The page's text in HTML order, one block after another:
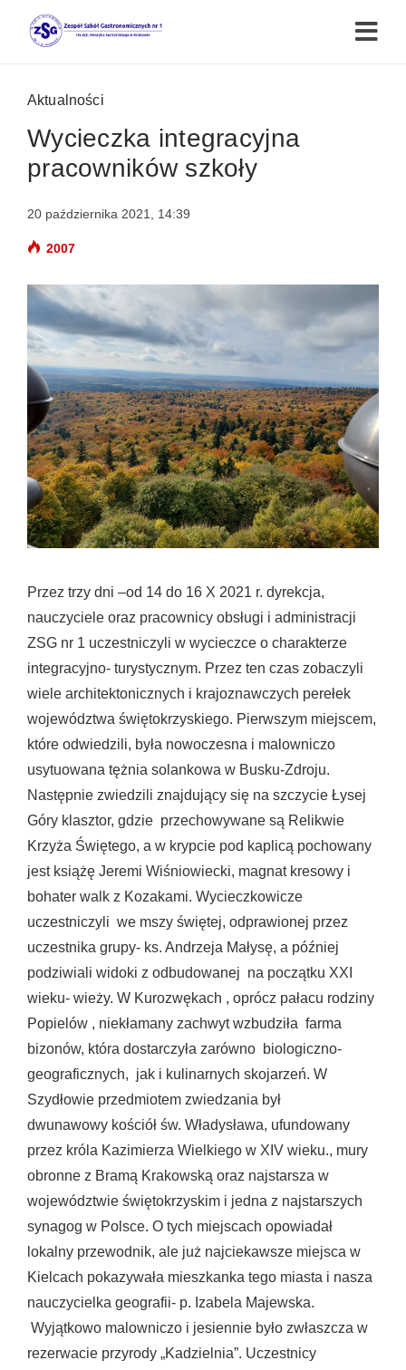
Aktualności
Wycieczka integracyjna
pracowników szkoły
20 października 2021, 14:39
2007
Przez trzy dni –od 14 do 16 X 2021 r. dyrekcja,
nauczyciele oraz pracownicy obsługi i administracji
ZSG nr 1 uczestniczyli w wycieczce o charakterze
integracyjno- turystycznym. Przez ten czas zobaczyli
wiele architektonicznych i krajoznawczych perełek
województwa świętokrzyskiego. Pierwszym miejscem,
które odwiedzili, była nowoczesna i malowniczo
usytuowana tężnia solankowa w Busku-Zdroju.
Następnie zwiedzili znajdujący się na szczycie Łysej
Góry klasztor, gdzie przechowywane są Relikwie
Krzyża Świętego, a w krypcie pod kaplicą pochowany
jest książę Jeremi Wiśniowiecki, magnat kresowy i
bohater walk z Kozakami. Wycieczkowicze
uczestniczyli we mszy świętej, odprawionej przez
uczestnika grupy- ks. Andrzeja Małysę, a później
podziwiali widoki z odbudowanej na początku XXI
wieku- wieży. W Kurozwękach , oprócz pałacu rodziny
Popielów , niekłamany zachwyt wzbudziła farma
bizonów, która dostarczyła zarówno biologiczno-
geograficznych, jak i kulinarnych skojarzeń. W
Szydłowie przedmiotem zwiedzania był
dwunawowy kościół św. Władysława, ufundowany
przez króla Kazimierza Wielkiego w XIV wieku., mury
obronne z Bramą Krakowską oraz najstarsza w
województwie świętokrzyskim i jedna z najstarszych
synagog w Polsce. O tych miejscach opowiadał
lokalny przewodnik, ale już najciekawsze miejsca w
Kielcach pokazywała mieszkanka tego miasta i nasza
nauczycielka geografii- p. Izabela Majewska.
Wyjątkowo malowniczo i jesiennie było zwłaszcza w
rezerwacie przyrody „Kadzielnia”. Uczestnicy